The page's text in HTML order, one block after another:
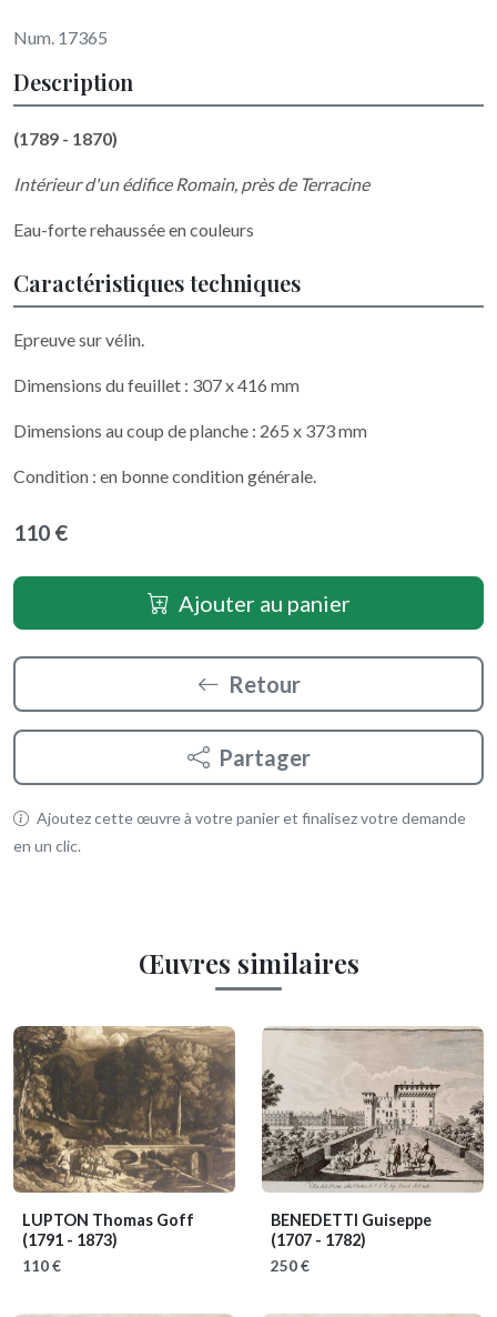
Num. 17365
Description
(1789 - 1870)
Intérieur d'un édifice Romain, près de Terracine
Eau-forte rehaussée en couleurs
Caractéristiques techniques
Epreuve sur vélin.
Dimensions du feuillet : 307 x 416 mm
Dimensions au coup de planche : 265 x 373 mm
Condition : en bonne condition générale.
110 €
Ajouter au panier
Retour
Partager
Ajoutez cette œuvre à votre panier et finalisez votre demande
en un clic.
Œuvres similaires
LUPTON Thomas Goff
(1791 - 1873)
110 €
BENEDETTI Guiseppe
(1707 - 1782)
250 €